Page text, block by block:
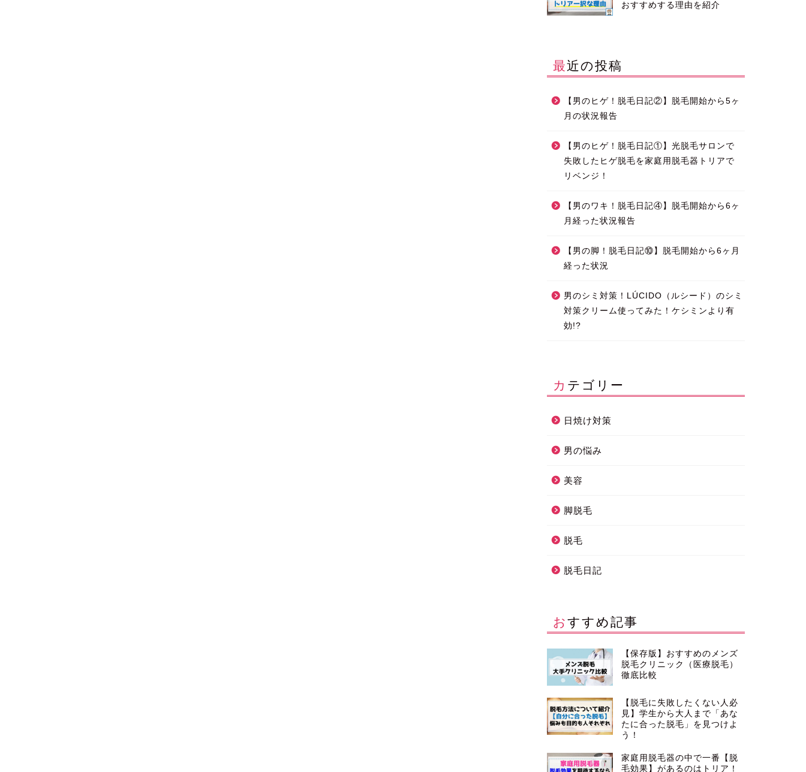
おすすめする理由を紹介
最近の投稿
【男のヒゲ！脱毛日記②】脱毛開始から5ヶ
月の状況報告
【男のヒゲ！脱毛日記①】光脱毛サロンで
失敗したヒゲ脱毛を家庭用脱毛器トリアで
リベンジ！
【男のワキ！脱毛日記④】脱毛開始から6ヶ
月経った状況報告
【男の脚！脱毛日記⑩】脱毛開始から6ヶ月
経った状況
男のシミ対策！LÚCIDO（ルシード）のシミ
対策クリーム使ってみた！ケシミンより有
効!?
カテゴリー
日焼け対策
男の悩み
美容
脚脱毛
脱毛
脱毛日記
おすすめ記事
【保存版】おすすめのメンズ
脱毛クリニック（医療脱毛）
徹底比較
【脱毛に失敗したくない人必
見】学生から大人まで「あな
たに合った脱毛」を見つけよ
う！
家庭用脱毛器の中で一番【脱
毛効果】があるのはトリア！